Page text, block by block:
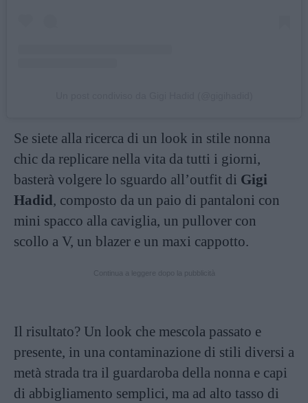
Se siete alla ricerca di un look in stile nonna
chic da replicare nella vita da tutti i giorni,
basterà volgere lo sguardo all’outfit di Gigi
Hadid, composto da un paio di pantaloni con
mini spacco alla caviglia, un pullover con
scollo a V, un blazer e un maxi cappotto.
Il risultato? Un look che mescola passato e
presente, in una contaminazione di stili diversi a
metà strada tra il guardaroba della nonna e capi
di abbigliamento semplici, ma ad alto tasso di